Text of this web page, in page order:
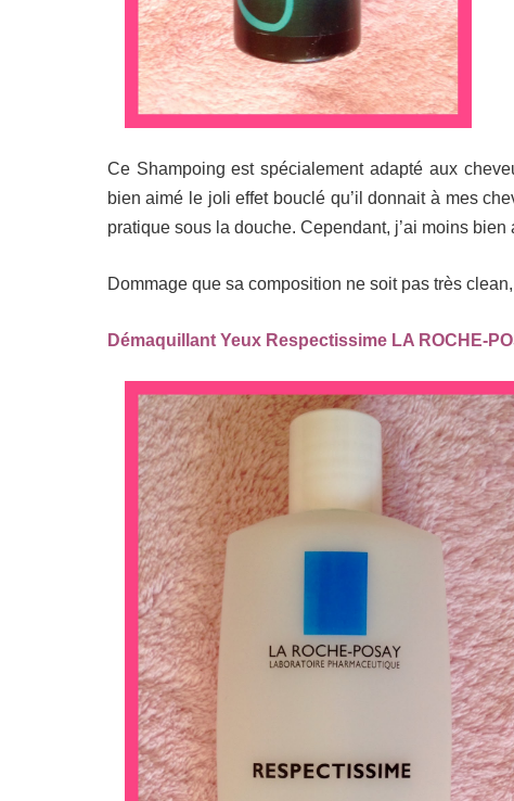
Ce Shampoing est spécialement adapté aux
bien aimé le joli effet bouclé qu’il donnait à mes
pratique sous la douche. Cependant, j’ai moins
Dommage que sa composition ne soit pas très clean,
Démaquillant Yeux Respectissime LA ROCHE-